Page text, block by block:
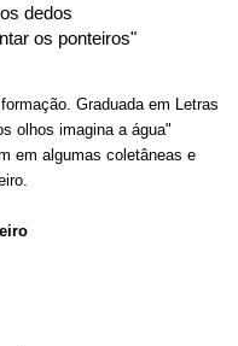
dedos
os ponteiros"
Graduada em Letras
olhos imagina a água"
em algumas coletâneas e